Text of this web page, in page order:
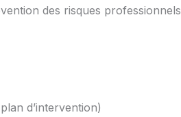
des risques professionnels
d’intervention)